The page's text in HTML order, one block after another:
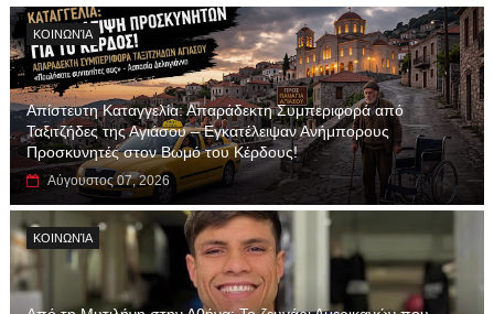
ΚΟΙΝΩΝΊΑ
Απίστευτη Καταγγελία: Απαράδεκτη Συμπεριφορά από
Ταξιτζήδες της Αγιάσου – Εγκατέλειψαν Ανήμπορους
Προσκυνητές στον Βωμό του Κέρδους!
Αύγουστος 07, 2026
ΚΟΙΝΩΝΊΑ